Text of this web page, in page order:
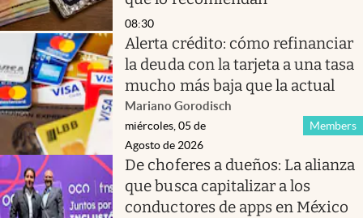
08:30
Alerta crédito: cómo refinanciar
la deuda con la tarjeta a una tasa
mucho más baja que la actual
Mariano Gorodisch
Members
miércoles, 05 de
Agosto de 2026
De choferes a dueños: La alianza
que busca capitalizar a los
conductores de apps en México